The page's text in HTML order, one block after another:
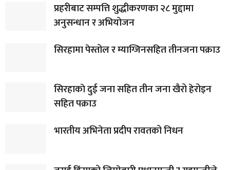
प्रहरीबाट सम्पत्ति शुद्धीकरणका २८ मुद्दामा
अनुसन्धान र अभियोजन
सिरहामा पेस्तोल र म्याग्जिनसहित तीनजना पक्राउ
सिरहाकाे दुई जना सहित तीन जना खैरो हेरोइन
सहित पक्राउ
भारतीय अभिनेता प्रदीप रावतको निधन